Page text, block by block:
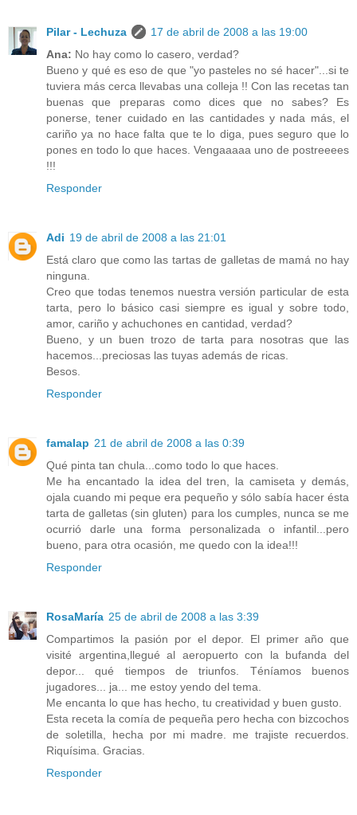
Pilar - Lechuza
17 de abril de 2008 a las 19:00
Ana: No hay como lo casero, verdad?
Bueno y qué es eso de que "yo pasteles no sé hacer"...si te
tuviera más cerca llevabas una colleja !! Con las recetas tan
buenas que preparas como dices que no sabes? Es
ponerse, tener cuidado en las cantidades y nada más, el
cariño ya no hace falta que te lo diga, pues seguro que lo
pones en todo lo que haces. Vengaaaaa uno de postreeees
!!!
Responder
Adi 19 de abril de 2008 a las 21:01
Está claro que como las tartas de galletas de mamá no hay
ninguna.
Creo que todas tenemos nuestra versión particular de esta
tarta, pero lo básico casi siempre es igual y sobre todo,
amor, cariño y achuchones en cantidad, verdad?
Bueno, y un buen trozo de tarta para nosotras que las
hacemos...preciosas las tuyas además de ricas.
Besos.
Responder
famalap 21 de abril de 2008 a las 0:39
Qué pinta tan chula...como todo lo que haces.
Me ha encantado la idea del tren, la camiseta y demás,
ojala cuando mi peque era pequeño y sólo sabía hacer ésta
tarta de galletas (sin gluten) para los cumples, nunca se me
ocurrió darle una forma personalizada o infantil...pero
bueno, para otra ocasión, me quedo con la idea!!!
Responder
RosaMaría 25 de abril de 2008 a las 3:39
Compartimos la pasión por el depor. El primer año que
visité argentina,llegué al aeropuerto con la bufanda del
depor... qué tiempos de triunfos. Téníamos buenos
jugadores... ja... me estoy yendo del tema.
Me encanta lo que has hecho, tu creatividad y buen gusto.
Esta receta la comía de pequeña pero hecha con bizcochos
de soletilla, hecha por mi madre. me trajiste recuerdos.
Riquísima. Gracias.
Responder